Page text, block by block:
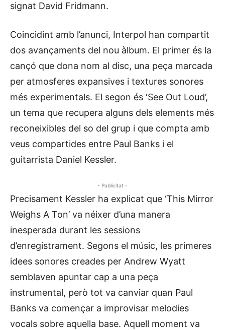
signat David Fridmann.
Coincidint amb l’anunci, Interpol han compartit
dos avançaments del nou àlbum. El primer és la
cançó que dona nom al disc, una peça marcada
per atmosferes expansives i textures sonores
més experimentals. El segon és ‘See Out Loud’,
un tema que recupera alguns dels elements més
reconeixibles del so del grup i que compta amb
veus compartides entre Paul Banks i el
guitarrista Daniel Kessler.
- Publicitat -
Precisament Kessler ha explicat que ‘This Mirror
Weighs A Ton’ va néixer d’una manera
inesperada durant les sessions
d’enregistrament. Segons el músic, les primeres
idees sonores creades per Andrew Wyatt
semblaven apuntar cap a una peça
instrumental, però tot va canviar quan Paul
Banks va començar a improvisar melodies
vocals sobre aquella base. Aquell moment va